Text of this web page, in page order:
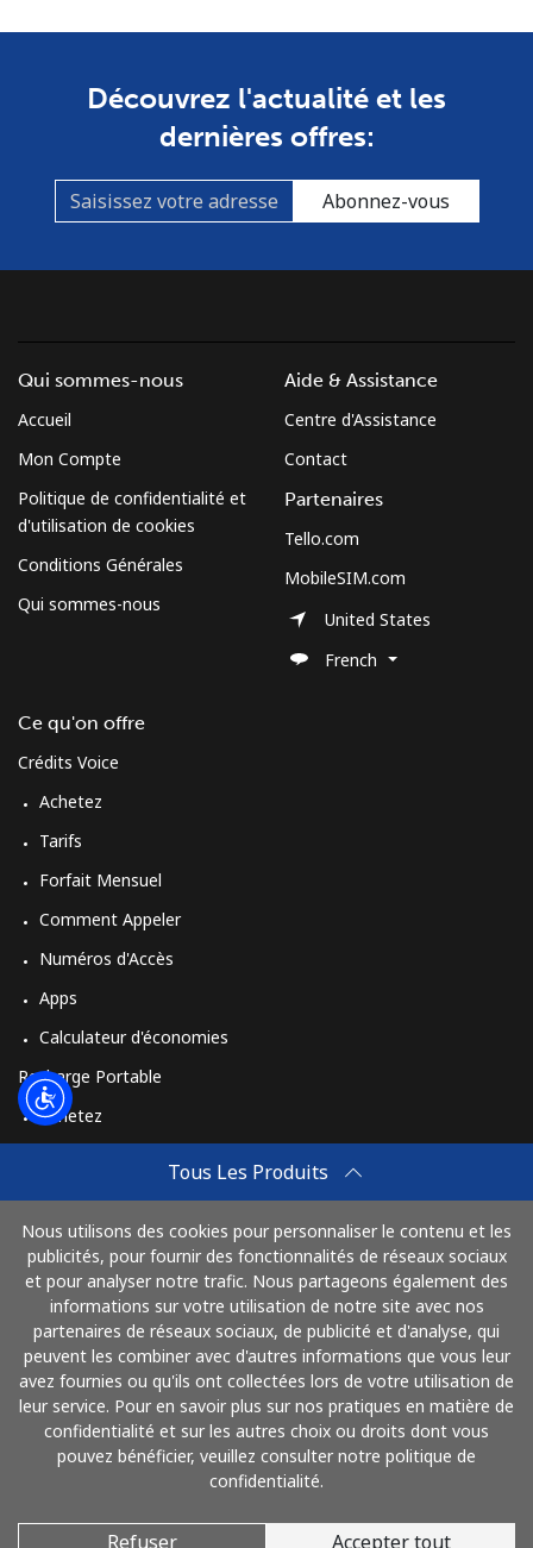
Découvrez l'actualité et les
dernières offres:
Abonnez-vous
Tous Les Produits
Nous utilisons des cookies pour personnaliser le contenu et les
publicités, pour fournir des fonctionnalités de réseaux sociaux
et pour analyser notre trafic. Nous partageons également des
informations sur votre utilisation de notre site avec nos
partenaires de réseaux sociaux, de publicité et d'analyse, qui
peuvent les combiner avec d'autres informations que vous leur
avez fournies ou qu'ils ont collectées lors de votre utilisation de
leur service. Pour en savoir plus sur nos pratiques en matière de
confidentialité et sur les autres choix ou droits dont vous
pouvez bénéficier, veuillez consulter notre politique de
confidentialité.
Refuser Accepter tout
Qui sommes-nous
Accueil
Mon Compte
Politique de confidentialité et
d'utilisation de cookies
Conditions Générales
Qui sommes-nous
Ce qu'on offre
Crédits Voice
Achetez
Tarifs
Forfait Mensuel
Comment Appeler
Numéros d'Accès
Apps
Calculateur d'économies
Recharge Portable
Achetez
Achetez
Mode de fonctionnement
Aide & Assistance
Centre d'Assistance
Contact
Partenaires
Tello.com
MobileSIM.com
United States
French
Payez avec